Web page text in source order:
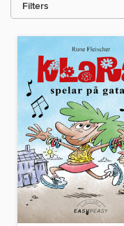
Filters